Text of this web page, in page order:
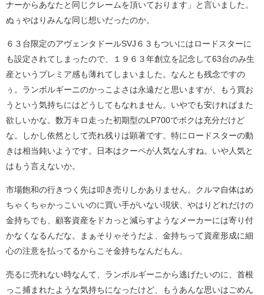
ナーからあなたと同じクレームを頂いております」と言いました。
ぬぅやはりみんな同じ想いだったのか。
６３台限定のアヴェンタドールSVJ６３もついにはロードスターに
も設定されてしまったので、１９６３年創立を記念して63台のみ生
産というプレミア感も薄れてしまいました。なんとも残念ですの
ぅ。ランボルギーニのかっこよさは永遠だと思いますが、もう買お
うという気持ちにはどうしてもなれません。いやでも安ければまた
欲しいかな。数万キロ走った初期型のLP700でボクは充分だけど
な。しかし依然として売れ残りは顕著です。特にロードスターの動
きは相当鈍いようです。日本はクーペが人気なんすね。いや人気と
はもう言えないか。
市場飽和の行きつく先は叩き売りしかありません。クルマ自体はめ
ちゃくちゃかっこいいのに買い手がいない現状、やはりどれだけの
金持ちでも、顧客資産をドカっと減らすようなメーカーには寄り付
かなくなるんだな。まぁそりゃそうだよ、金持ちって資産形成に細
心の注意を払ってるからこそ金持ちなんだもん。
売るに売れない時なんて、ランボルギーニから逃げたいのに、首根
っこ捕まれたような気持ちになったけど、もうあんな思いはごめん